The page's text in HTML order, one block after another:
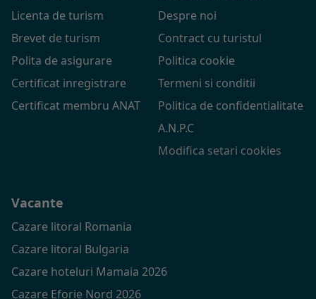
Licenta de turism
Brevet de turism
Polita de asigurare
Certificat inregistrare
Certificat membru ANAT
Despre noi
Contract cu turistul
Politica cookie
Termeni si conditii
Politica de confidentialitate
A.N.P.C
Modifica setari cookies
Vacante
Cazare litoral Romania
Cazare litoral Bulgaria
Cazare hoteluri Mamaia 2026
Cazare Eforie Nord 2026